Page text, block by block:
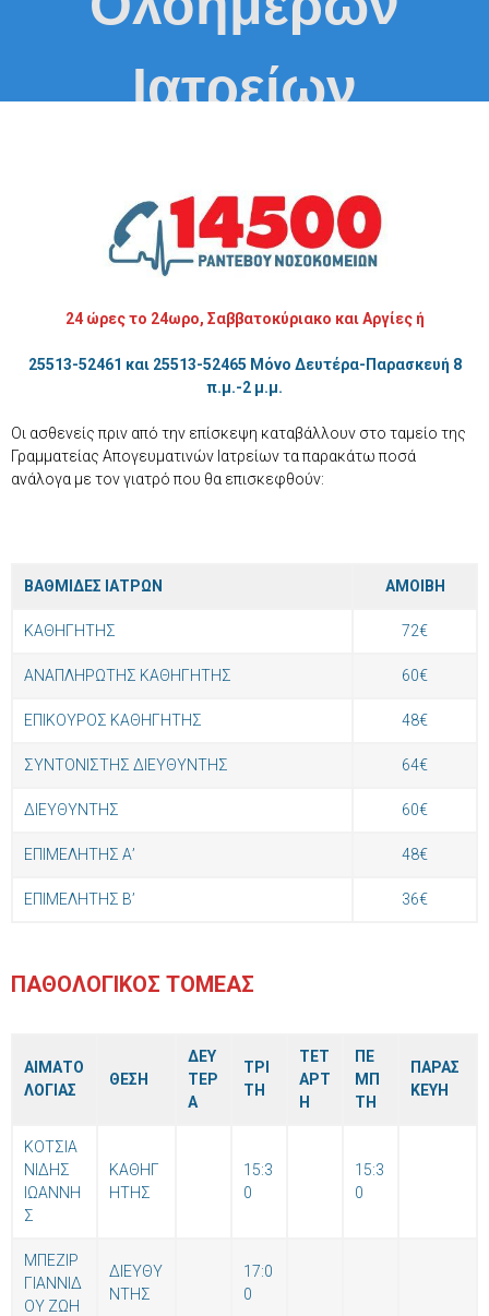
Ιατρείων
24 ώρες το 24ωρο, Σαββατοκύριακο και Αργίες ή
25513-52461 και 25513-52465 Μόνο Δευτέρα-Παρασκευή 8
π.μ.-2 μ.μ.
Οι ασθενείς πριν από την επίσκεψη καταβάλλουν στο ταμείο της
Γραμματείας Απογευματινών Ιατρείων τα παρακάτω ποσά
ανάλογα με τον γιατρό που θα επισκεφθούν:
ΒΑΘΜΙΔΕΣ ΙΑΤΡΩΝ ΑΜΟΙΒΗ
ΚΑΘΗΓΗΤΗΣ 72€
ΑΝΑΠΛΗΡΩΤΗΣ ΚΑΘΗΓΗΤΗΣ 60€
ΕΠΙΚΟΥΡΟΣ ΚΑΘΗΓΗΤΗΣ 48€
ΣΥΝΤΟΝΙΣΤΗΣ ΔΙΕΥΘΥΝΤΗΣ 64€
ΔΙΕΥΘΥΝΤΗΣ 60€
ΕΠΙΜΕΛΗΤΗΣ Α’ 48€
ΕΠΙΜΕΛΗΤΗΣ Β’ 36€
ΠΑΘΟΛΟΓΙΚΟΣ ΤΟΜΕΑΣ
ΑΙΜΑΤΟ
ΛΟΓΙΑΣ
ΘΕΣΗ
ΔΕΥ
ΤΕΡ
Α
ΤΡΙ
ΤΗ
ΤΕΤ
ΑΡΤ
Η
ΠΕ
ΜΠ
ΤΗ
ΠΑΡΑΣ
ΚΕΥΗ
ΚΟΤΣΙΑ
ΝΙΔΗΣ
ΙΩΑΝΝΗ
Σ
ΚΑΘΗΓ
ΗΤΗΣ
15:3
0
15:3
0
ΜΠΕΖΙΡ
ΓΙΑΝΝΙΔ
ΟΥ ΖΩΗ
ΔΙΕΥΘΥ
ΝΤΗΣ
17:0
0